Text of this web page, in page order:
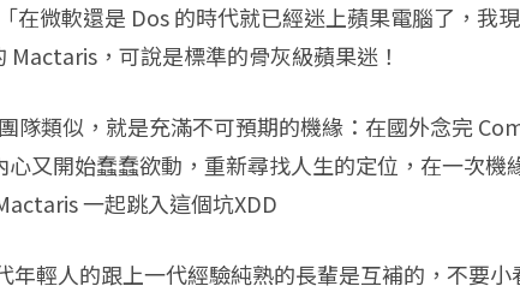
微軟還是 Dos 的時代就已經迷上蘋果電腦了，我
，可說是標準的骨灰級蘋果迷！
隊類似，就是充滿不可預期的機緣：在國外念完
又開始蠢蠢欲動，重新尋找人生的定位，在一次
一起跳入這個坑XDD
輕人的跟上一代經驗純熟的長輩是互補的，不要小